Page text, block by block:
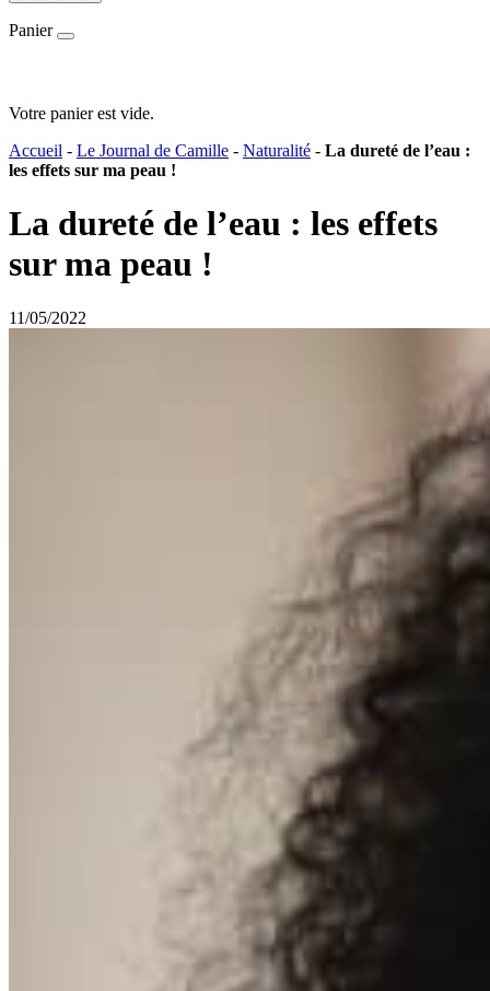
Panier
Votre panier est vide.
Accueil - Le Journal de Camille - Naturalité - La dureté de l’eau :
les effets sur ma peau !
La dureté de l’eau : les effets
sur ma peau !
11/05/2022